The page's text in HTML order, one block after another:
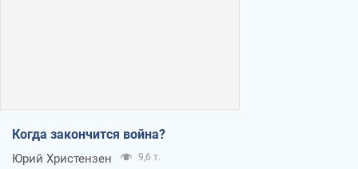
Когда закончится война?
Юрий Христензен 9,6 т.